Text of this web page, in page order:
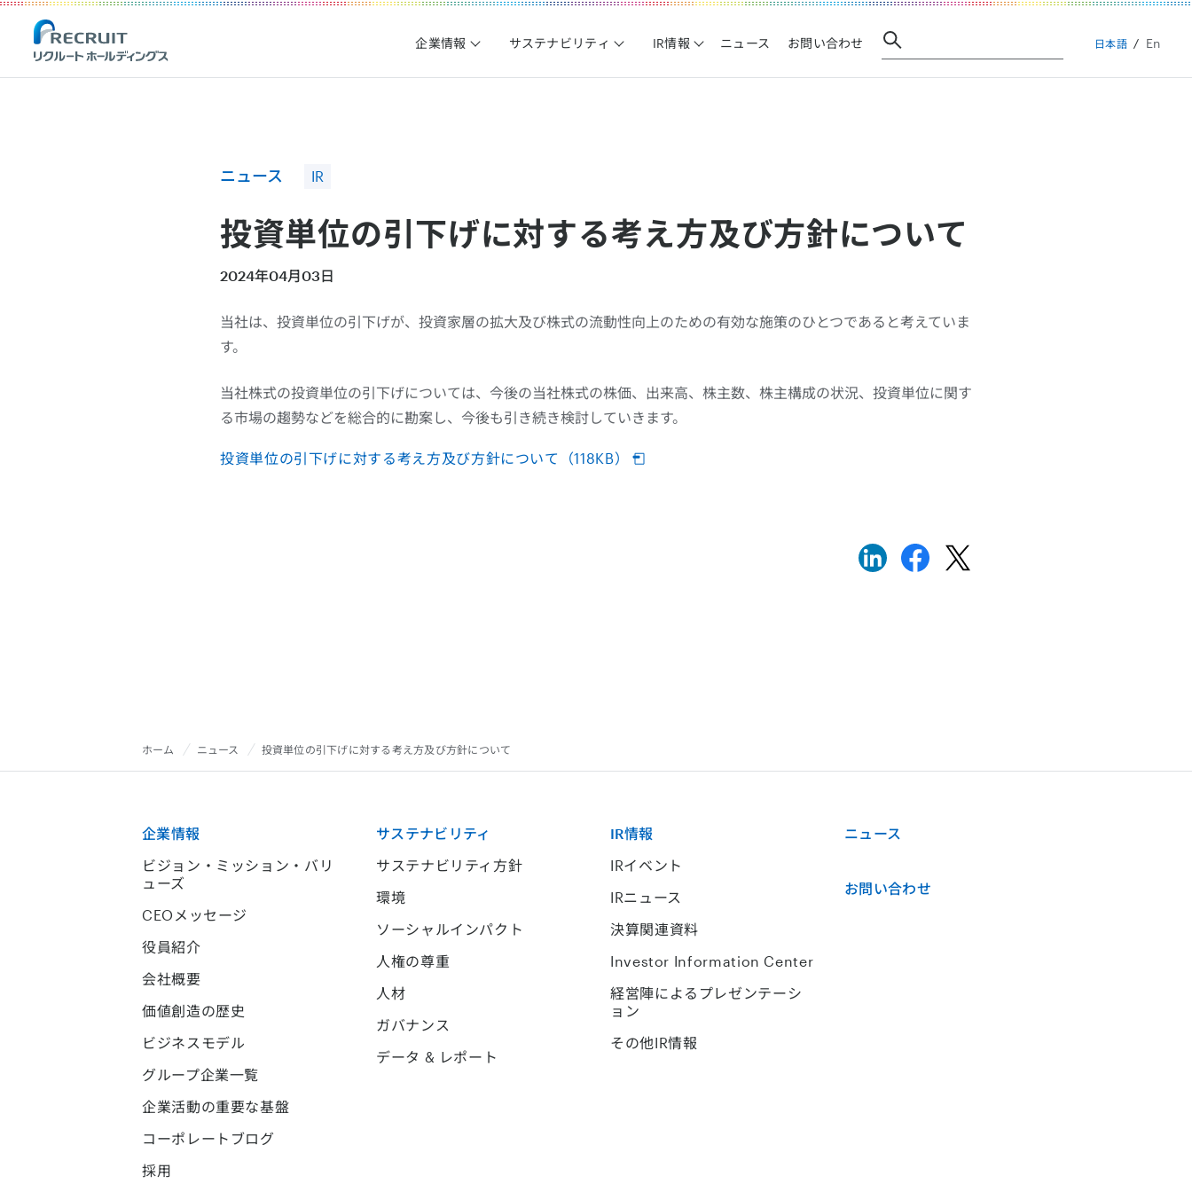
Recruit Holdings
企業情報 サステナビリティ IR情報 ニュース お問い合わせ 日本語 En
ニュース IR
投資単位の引下げに対する考え方及び方針について
2024年04月03日
当社は、投資単位の引下げが、投資家層の拡大及び株式の流動性向上のための有効な施策のひとつであると考えていま
す。
当社株式の投資単位の引下げについては、今後の当社株式の株価、出来高、株主数、株主構成の状況、投資単位に関す
る市場の趨勢などを総合的に勘案し、今後も引き続き検討していきます。
投資単位の引下げに対する考え方及び方針について（118KB）
ホーム ニュース 投資単位の引下げに対する考え方及び方針について
企業情報
ビジョン・ミッション・バリ
ューズ
CEOメッセージ
役員紹介
会社概要
価値創造の歴史
ビジネスモデル
グループ企業一覧
企業活動の重要な基盤
コーポレートブログ
採用
サステナビリティ
サステナビリティ方針
環境
ソーシャルインパクト
人権の尊重
人材
ガバナンス
データ & レポート
IR情報
IRイベント
IRニュース
決算関連資料
Investor Information Center
経営陣によるプレゼンテーシ
ョン
その他IR情報
ニュース
お問い合わせ